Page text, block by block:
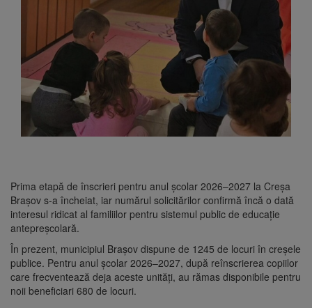
Prima etapă de înscrieri pentru anul școlar 2026–2027 la Creșa
Brașov s-a încheiat, iar numărul solicitărilor confirmă încă o dată
interesul ridicat al familiilor pentru sistemul public de educație
antepreșcolară.
În prezent, municipiul Brașov dispune de 1245 de locuri în creșele
publice. Pentru anul școlar 2026–2027, după reînscrierea copiilor
care frecventează deja aceste unități, au rămas disponibile pentru
noii beneficiari 680 de locuri.